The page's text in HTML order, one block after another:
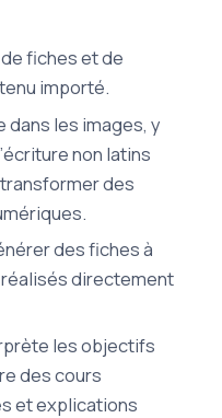
fiches et de
importé.
dans les images, y
non latins
des
des fiches à
directement
les objectifs
des cours
et explications